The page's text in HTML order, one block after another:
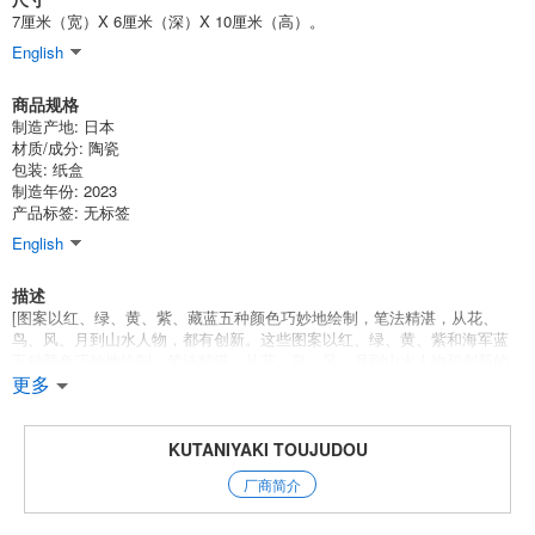
7厘米（宽）X 6厘米（深）X 10厘米（高）。
English
商品规格
制造产地: 日本
材质/成分: 陶瓷
包装: 纸盒
制造年份: 2023
产品标签: 无标签
English
描述
[图案以红、绿、黄、紫、藏蓝五种颜色巧妙地绘制，笔法精湛，从花、
鸟、风、月到山水人物，都有创新。这些图案以红、绿、黄、紫和海军蓝
几何图案。巧妙地使用笔触来创造花、鸟、风和月亮、风景、人物，甚至
技能在其中大放异彩。
更多
KUTANIYAKI TOUJUDOU
厂商简介